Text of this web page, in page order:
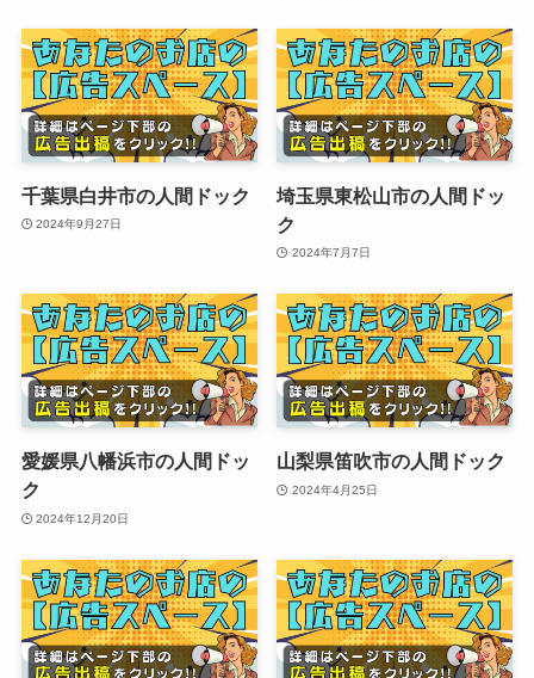
千葉県白井市の人間ドック
2024年9月27日
埼玉県東松山市の人間ドッ
ク
2024年7月7日
愛媛県八幡浜市の人間ドッ
ク
2024年12月20日
山梨県笛吹市の人間ドック
2024年4月25日